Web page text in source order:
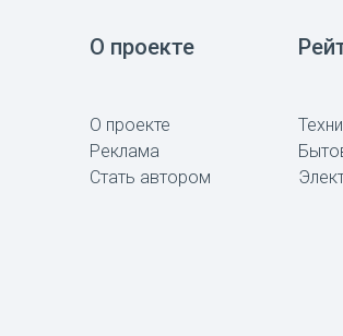
О проекте
О проекте
Реклама
Стать автором